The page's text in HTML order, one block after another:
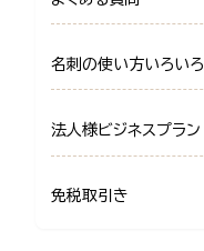
名刺の使い方いろいろ
法人様ビジネスプラン
免税取引き